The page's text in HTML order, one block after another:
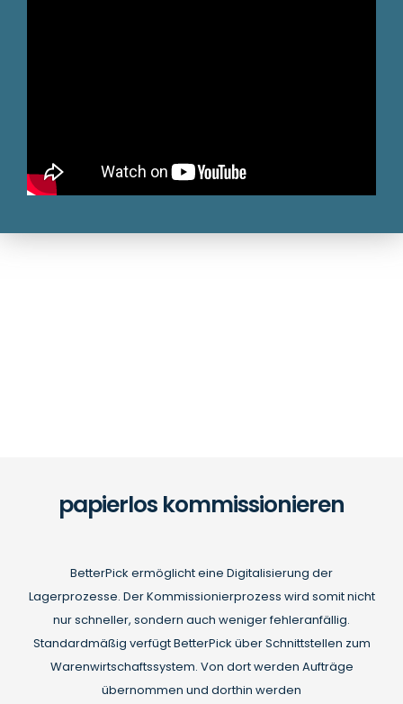
papierlos kommissionieren
BetterPick ermöglicht eine Digitalisierung der
Lagerprozesse. Der Kommissionierprozess wird somit nicht
nur schneller, sondern auch weniger fehleranfällig.
Standardmäßig verfügt BetterPick über Schnittstellen zum
Warenwirtschaftssystem. Von dort werden Aufträge
übernommen und dorthin werden